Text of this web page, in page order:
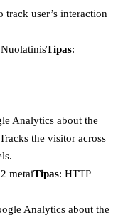
track user’s interaction
Tipas:
Analytics about the
the visitor across
metaiTipas: HTTP
Analytics about the